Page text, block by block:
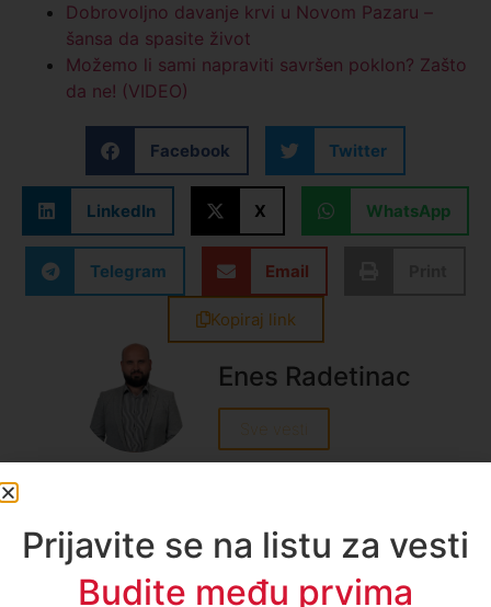
Dobrovoljno davanje krvi u Novom Pazaru –
šansa da spasite život
Možemo li sami napraviti savršen poklon? Zašto
da ne! (VIDEO)
Facebook Twitter
LinkedIn X WhatsApp
Telegram Email
Kopiraj link
Enes Radetinac
Sve vesti
Prijavite se na listu za vesti